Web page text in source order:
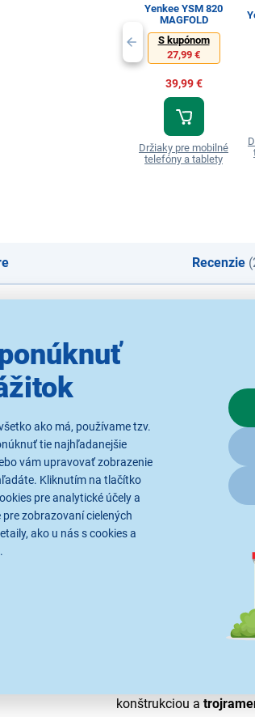
ako má, používame tzv.
tie najhľadanejšie
vám upravovať zobrazenie
Kliknutím na tlačítko
pre analytické účely a
zobrazovaní cielených
ako u nás s cookies a
.
Yenkee YSM 820
MAGFOLD
S kupónom
27,99 €
39,99 €
Držiaky pre mobilné
telefóny a tablety
Recenzie
Spoľahlivé
konštrukciou a